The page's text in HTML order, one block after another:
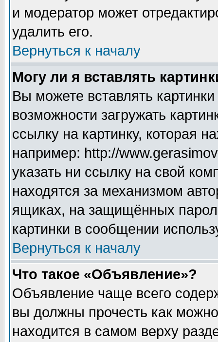
и модератор может
удалить его.
Вернуться к началу
Могу ли я вставлять
Вы можете вставлять
возможности загружать
ссылку на картинку, которая
например: http://
указать ни ссылку на свой
находятся за механизмом
ящиках, на защищённых
картинки в сообщении
Вернуться к началу
Что такое «Объявление»?
Объявление чаще всего
вы должны прочесть как
находится в самом верху